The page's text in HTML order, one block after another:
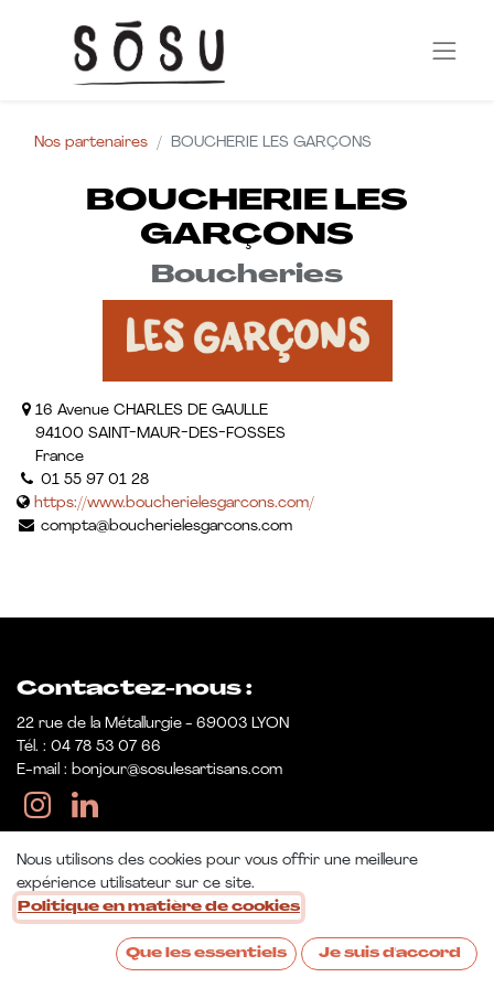
Nos partenaires BOUCHERIE LES GARÇONS
BOUCHERIE LES
GARÇONS
Boucheries
16 Avenue CHARLES DE GAULLE
94100 SAINT-MAUR-DES-FOSSES
France
01 55 97 01 28
https://www.boucherielesgarcons.com/
compta@boucherielesgarcons.com
Contactez-nous :
22 rue de la Métallurgie - 69003 LYON
Tél. : 04 78 53 07 66
E-mail : bonjour@sosulesartisans.com
Nous utilisons des cookies pour vous offrir une meilleure
expérience utilisateur sur ce site.
Politique en matière de cookies
Que les essentiels Je suis d'accord